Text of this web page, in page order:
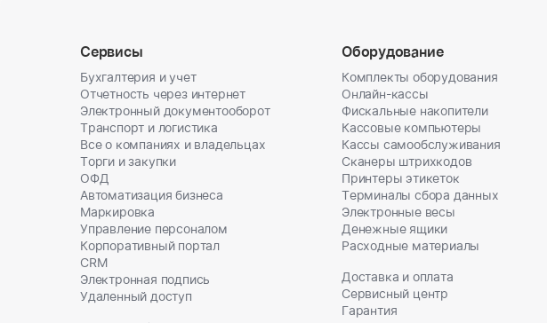
Сервисы
Бухгалтерия и учет
Отчетность через интернет
Электронный документооборот
Транспорт и логистика
Все о компаниях и владельцах
Торги и закупки
ОФД
Автоматизация бизнеса
Маркировка
Управление персоналом
Корпоративный портал
CRM
Электронная подпись
Удаленный доступ
Оборудование
Комплекты оборудования
Онлайн-кассы
Фискальные накопители
Кассовые компьютеры
Кассы самообслуживания
Сканеры штрихкодов
Принтеры этикеток
Терминалы сбора данных
Электронные весы
Денежные ящики
Расходные материалы
Доставка и оплата
Сервисный центр
Гарантия